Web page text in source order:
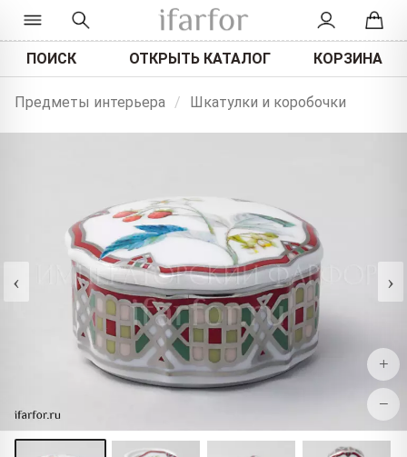
ПОИСК ОТКРЫТЬ КАТАЛОГ КОРЗИНА
Предметы интерьера / Шкатулки и коробочки
‹ ›
+
−